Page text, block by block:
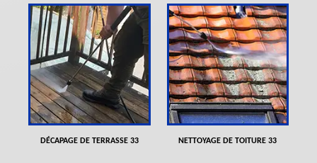
DÉCAPAGE DE TERRASSE 33 NETTOYAGE DE TOITURE 33